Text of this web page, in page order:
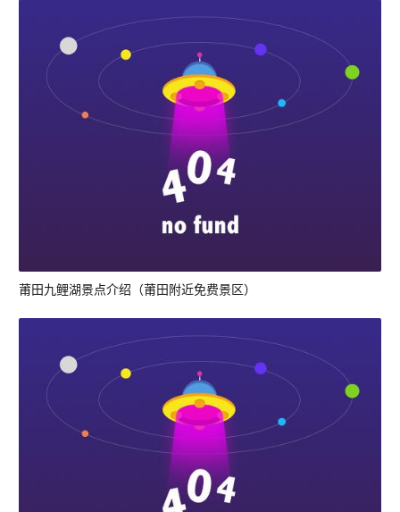
莆田九鲤湖景点介绍（莆田附近免费景区）